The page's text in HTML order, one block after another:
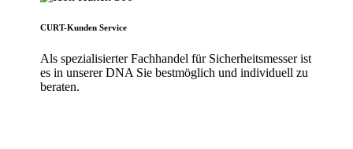
CURT-Kunden Service
Als spezialisierter Fachhandel für Sicherheitsmesser ist
es in unserer DNA Sie bestmöglich und individuell zu
beraten.